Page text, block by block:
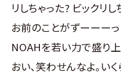
リしちゃった? ビックリ
お前のことがずーーー
NOAHを若い力で盛り
おい､笑わせんなよ｡い